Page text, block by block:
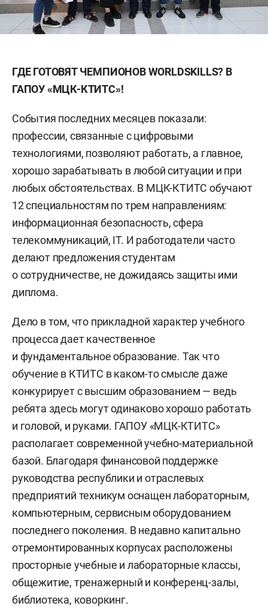
ГДЕ ГОТОВЯТ ЧЕМПИОНОВ WORLDSKILLS? В
ГАПОУ «МЦК-КТИТС»!
События последних месяцев показали:
профессии, связанные с цифровыми
технологиями, позволяют работать, а главное,
хорошо зарабатывать в любой ситуации и при
любых обстоятельствах. В МЦК-КТИТС обучают
12 специальностям по трем направлениям:
информационная безопасность, сфера
телекоммуникаций, IT. И работодатели часто
делают предложения студентам
о сотрудничестве, не дожидаясь защиты ими
диплома.
Дело в том, что прикладной характер учебного
процесса дает качественное
и фундаментальное образование. Так что
обучение в КТИТС в каком-то смысле даже
конкурирует с высшим образованием — ведь
ребята здесь могут одинаково хорошо работать
и головой, и руками. ГАПОУ «МЦК-КТИТС»
располагает современной учебно-материальной
базой. Благодаря финансовой поддержке
руководства республики и отраслевых
предприятий техникум оснащен лабораторным,
компьютерным, сервисным оборудованием
последнего поколения. В недавно капитально
отремонтированных корпусах расположены
просторные учебные и лабораторные классы,
общежитие, тренажерный и конференц-залы,
библиотека, коворкинг.